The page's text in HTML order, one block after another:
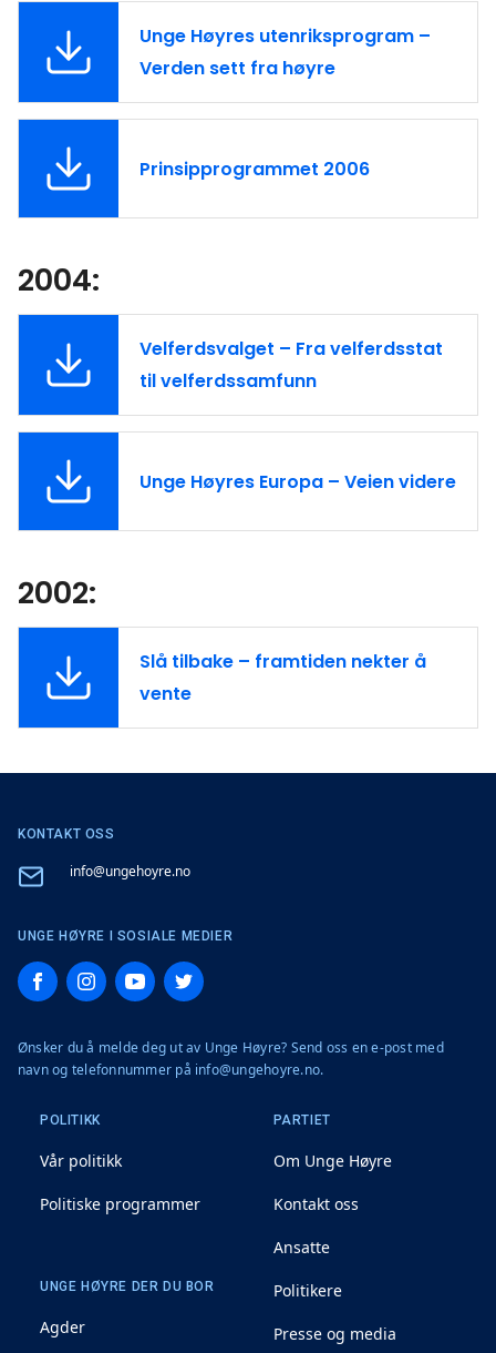
Unge Høyres utenriksprogram –
Verden sett fra høyre
Prinsipprogrammet 2006
2004:
Velferdsvalget – Fra velferdsstat
til velferdssamfunn
Unge Høyres Europa – Veien videre
2002:
Slå tilbake – framtiden nekter å
vente
KONTAKT OSS
Email info@ungehoyre.no
UNGE HØYRE I SOSIALE MEDIER
FacebookInstagramYouTubeTwitter
Ønsker du å melde deg ut av Unge Høyre? Send oss en e-post med
navn og telefonnummer på info@ungehoyre.no.
POLITIKK
Vår politikk
Politiske programmer
PARTIET
Om Unge Høyre
Kontakt oss
Ansatte
Politikere
Presse og media
UNGE HØYRE DER DU BOR
Agder